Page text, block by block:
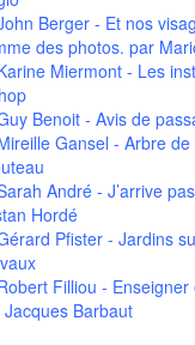
Berger - Et nos
des photos. par
Miermont - Les
Benoit - Avis de
Gansel - Arbre de
André - J’arrive
Hordé
Pfister - Jardins
Filliou -
Barbaut